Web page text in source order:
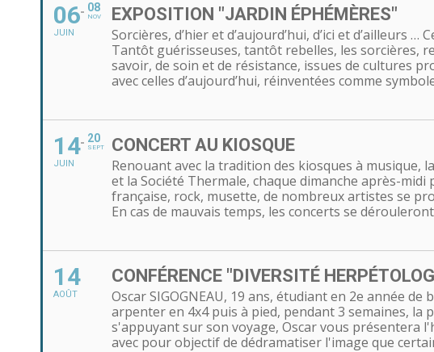
06
JUIN
08
NOV EXPOSITION "JARDIN ÉPHÉMÈRES"
Sorcières, d’hier et d’aujourd’hui, d’ici et
Tantôt guérisseuses, tantôt rebelles, les sorcières,
savoir, de soin et de résistance, issues de cultures
avec celles d’aujourd’hui, réinventées comme
14
JUIN
20
SEPT CONCERT AU KIOSQUE
Renouant avec la tradition des kiosques à musique,
et la Société Thermale, chaque dimanche après-
française, rock, musette, de nombreux artistes se
En cas de mauvais temps, les concerts se
14
AOÛT
CONFÉRENCE "DIVERSITÉ
Oscar SIGOGNEAU, 19 ans, étudiant en 2e année
arpenter en 4x4 puis à pied, pendant 3 semaines, la
s'appuyant sur son voyage, Oscar vous présentera
avec pour objectif de dédramatiser l'image que